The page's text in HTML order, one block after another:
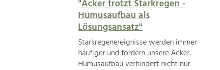
Mobility & Energy
Climate Change, Public Transport and
Renewable Energy.
"Acker trotzt Starkregen -
Humusaufbau als
Lösungsansatz"
Starkregenereignisse werden immer
häufiger und fordern unsere Äcker.
Humusaufbau verhindert nicht nur